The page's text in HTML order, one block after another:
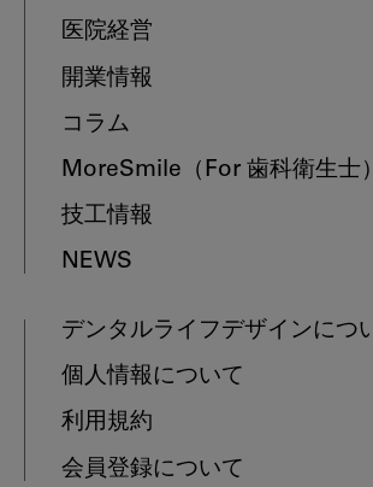
医院経営
開業情報
コラム
MoreSmile （For 歯科衛生士）
技工情報
NEWS
デンタルライフデザインにつ
個人情報について
利用規約
会員登録について